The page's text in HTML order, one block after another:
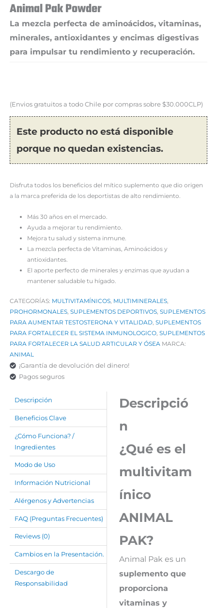
Animal Pak Powder
La mezcla perfecta de aminoácidos, vitaminas,
minerales, antioxidantes y encimas digestivas
para impulsar tu rendimiento y recuperación.
(Envios gratuitos a todo Chile por compras sobre $30.000CLP)
Este producto no está disponible
porque no quedan existencias.
Disfruta todos los beneficios del mítico suplemento que dio origen
a la marca preferida de los deportistas de alto rendimiento.
Más 30 años en el mercado.
Ayuda a mejorar tu rendimiento.
Mejora tu salud y sistema inmune.
La mezcla perfecta de Vitaminas, Aminoácidos y
antioxidantes.
El aporte perfecto de minerales y enzimas que ayudan a
mantener saludable tu hígado.
CATEGORÍAS: MULTIVITAMÍNICOS MULTIMINERALES
PROHORMONALES SUPLEMENTOS DEPORTIVOS SUPLEMENTOS
PARA AUMENTAR TESTOSTERONA Y VITALIDAD SUPLEMENTOS
PARA FORTALECER EL SISTEMA INMUNOLOGICO SUPLEMENTOS
PARA FORTALECER LA SALUD ARTICULAR Y ÓSEA MARCA:
ANIMAL
¡Garantía de devolución del dinero!
Pagos seguros
Descripción
Beneficios Clave
¿Cómo Funciona? /
Ingredientes
Modo de Uso
Información Nutricional
Alérgenos y Advertencias
FAQ (Preguntas Frecuentes)
Reviews (0)
Cambios en la Presentación.
Descargo de
Responsabilidad
Descripció
n
¿Qué es el
multivitam
ínico
ANIMAL
PAK?
Animal Pak es un
suplemento que
proporciona
vitaminas y